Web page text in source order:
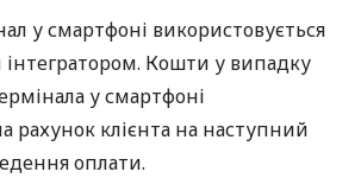
у смартфоні використовується
інтегратором. Кошти у випадку
у смартфоні
рахунок клієнта на наступний
оплати.